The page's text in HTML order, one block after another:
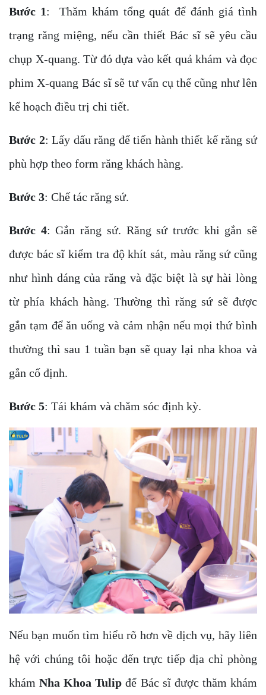
Bước 1: Thăm khám tổng quát để đánh giá tình
trạng răng miệng, nếu cần thiết Bác sĩ sẽ yêu cầu
chụp X-quang. Từ đó dựa vào kết quả khám và đọc
phim X-quang Bác sĩ sẽ tư vấn cụ thể cũng như lên
kế hoạch điều trị chi tiết.
Bước 2: Lấy dấu răng để tiến hành thiết kế răng sứ
phù hợp theo form răng khách hàng.
Bước 3: Chế tác răng sứ.
Bước 4: Gắn răng sứ. Răng sứ trước khi gắn sẽ
được bác sĩ kiểm tra độ khít sát, màu răng sứ cũng
như hình dáng của răng và đặc biệt là sự hài lòng
từ phía khách hàng. Thường thì răng sứ sẽ được
gắn tạm để ăn uống và cảm nhận nếu mọi thứ bình
thường thì sau 1 tuần bạn sẽ quay lại nha khoa và
gắn cố định.
Bước 5: Tái khám và chăm sóc định kỳ.
Nếu bạn muốn tìm hiểu rõ hơn về dịch vụ, hãy liên
hệ với chúng tôi hoặc đến trực tiếp địa chỉ phòng
khámNha Khoa Tulip để Bác sĩ được thăm khám